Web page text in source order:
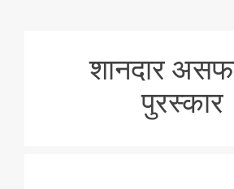
शानदार
पुरस्कार